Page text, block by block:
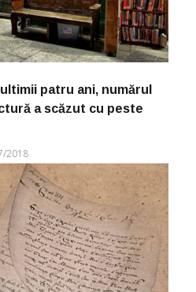
patru ani, numărul
a scăzut cu peste
2018